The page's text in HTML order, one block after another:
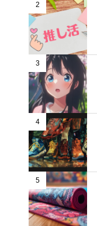
2
3
4
5